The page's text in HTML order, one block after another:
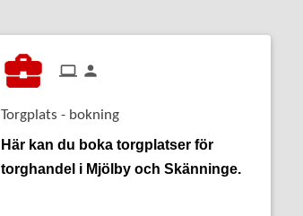
Torgplats - bokning
Här kan du boka torgplatser för
torghandel i Mjölby och Skänninge.